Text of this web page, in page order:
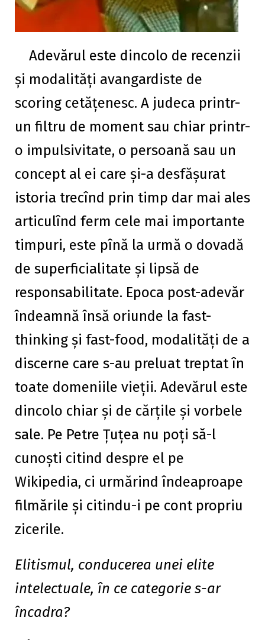
Adevărul este dincolo de recenzii
și modalități avangardiste de
scoring cetățenesc. A judeca printr-
un filtru de moment sau chiar printr-
o impulsivitate, o persoană sau un
concept al ei care și-a desfășurat
istoria trecînd prin timp dar mai ales
articulînd ferm cele mai importante
timpuri, este pînă la urmă o dovadă
de superficialitate și lipsă de
responsabilitate. Epoca post-adevăr
îndeamnă însă oriunde la fast-
thinking și fast-food, modalități de a
discerne care s-au preluat treptat în
toate domeniile vieții. Adevărul este
dincolo chiar și de cărțile și vorbele
sale. Pe Petre Țuțea nu poți să-l
cunoști citind despre el pe
Wikipedia, ci urmărind îndeaproape
filmările și citindu-i pe cont propriu
zicerile.
Elitismul, conducerea unei elite
intelectuale, în ce categorie s-ar
încadra?